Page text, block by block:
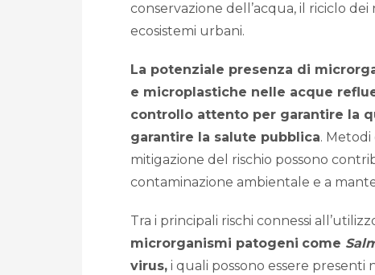
conservazione dell’acqua, il riciclo
ecosistemi urbani.
La potenziale presenza di
e microplastiche nelle acque
controllo attento per garantire la
garantire la salute pubblica.
mitigazione del rischio possono
contaminazione ambientale e a
Tra i principali rischi connessi
microrganismi patogeni come
virus, i quali possono essere